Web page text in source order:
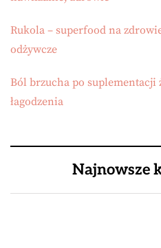
Rukola – superfood na
odżywcze
Ból brzucha po suplementacji
łagodzenia
Najnowsze